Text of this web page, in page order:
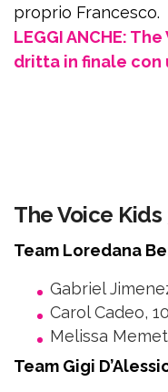
proprio Francesco.
LEGGI ANCHE:
dritta in finale con
The Voice
Team Loredana
Gabriel
Carol Cadeo,
Melissa
Team Gigi